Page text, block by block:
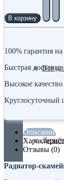
Все
В корзину
100% гарантия
Быстрая
Высокое
Круглосуточный
Описание
Отзывы (0)
Радиатор-